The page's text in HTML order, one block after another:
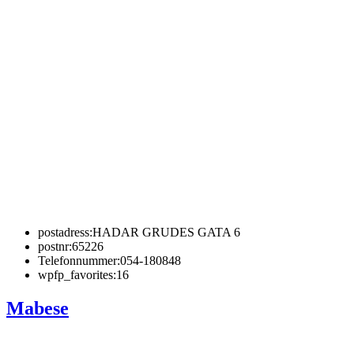
postadress:HADAR GRUDES GATA 6
postnr:65226
Telefonnummer:054-180848
wpfp_favorites:16
Mabese